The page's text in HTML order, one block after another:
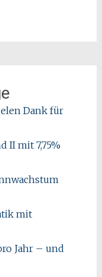
Dank für
II mit 7,75%
mit
Jahr – und